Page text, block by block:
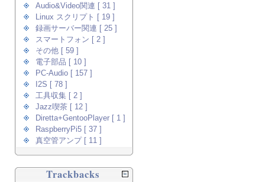
Audio&Video関連 [ 31 ]
Linux スクリプト [ 19 ]
録画サーバー関連 [ 25 ]
スマートフォン [ 2 ]
その他 [ 59 ]
電子部品 [ 10 ]
PC-Audio [ 157 ]
I2S [ 78 ]
工具収集 [ 2 ]
Jazz喫茶 [ 12 ]
Diretta+GentooPlayer [ 1 ]
RaspberryPi5 [ 37 ]
真空管アンプ [ 11 ]
Trackbacks